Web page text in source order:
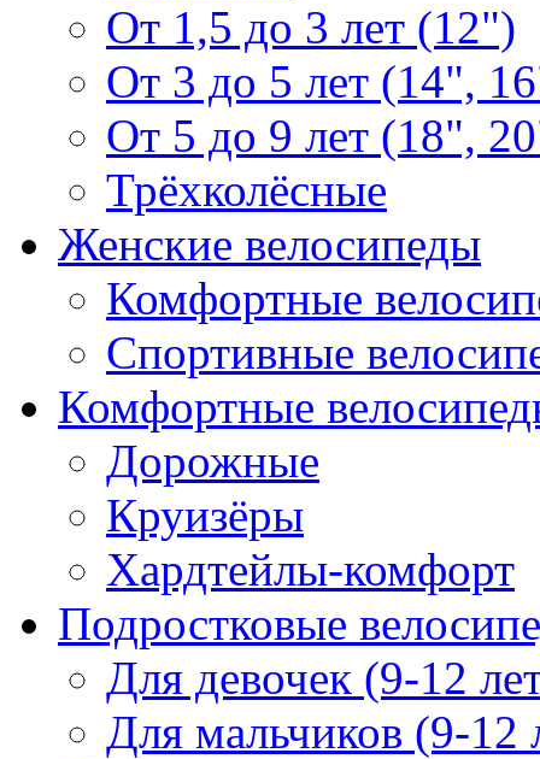
От 1,5 до 3 лет (12")
От 3 до 5 лет (14",
От 5 до 9 лет (18",
Трёхколёсные
Женские велосипеды
Комфортные
Спортивные
Комфортные
Дорожные
Круизёры
Хардтейлы-комфорт
Подростковые
Для девочек (9-12
Для мальчиков (9-12